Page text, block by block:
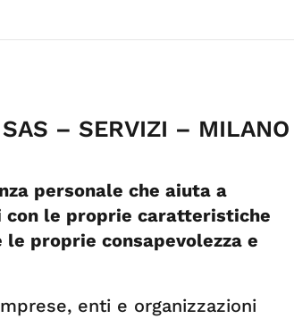
– SERVIZI – MILANO
personale che aiuta a
le proprie caratteristiche
le proprie consapevolezza e
enti e organizzazioni